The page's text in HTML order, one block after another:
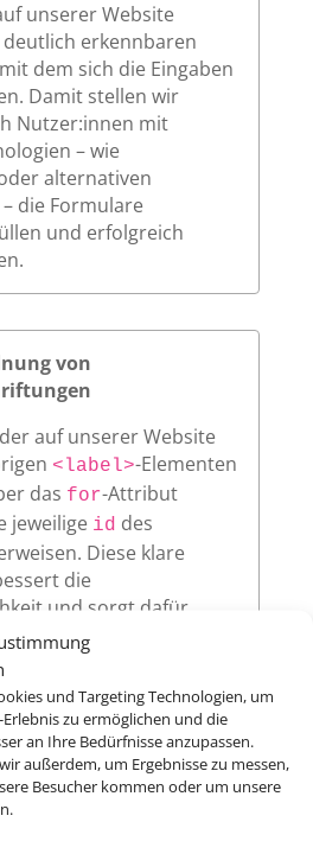
und Targeting Technologien, um
zu ermöglichen und die
an Ihre Bedürfnisse anzupassen.
außerdem, um Ergebnisse zu messen,
Besucher kommen oder um unsere
unserer Website
erkennbaren
dem sich die Eingaben
Damit stellen wir
Nutzer:innen mit
– wie
alternativen
die Formulare
und erfolgreich
von
auf unserer Website
<label>-Elementen
das for-Attribut
jeweilige id des
Diese klare
die
und sorgt dafür,
wie
Beschriftungen korrekt